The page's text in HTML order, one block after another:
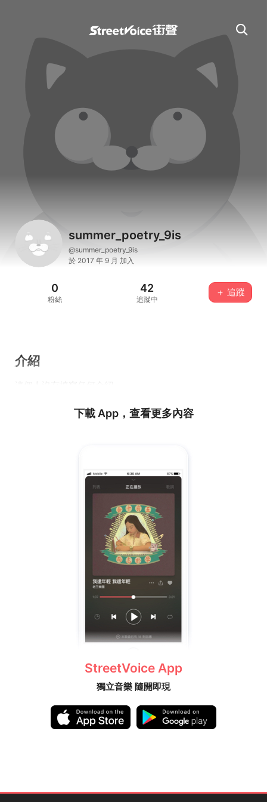
summer_poetry_9is
@summer_poetry_9is
於 2017 年 9 月 加入
0
粉絲
42
追蹤中
＋ 追蹤
介紹
下載 App，查看更多內容
StreetVoice App
獨立音樂 隨開即現